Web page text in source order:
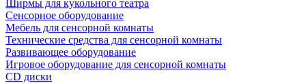
Ширмы для кукольного театра
Сенсорное оборудование
Мебель для сенсорной комнаты
Технические средства для сенсорной комнаты
Развивающее оборудование
Игровое оборудование для сенсорной комнаты
CD диски